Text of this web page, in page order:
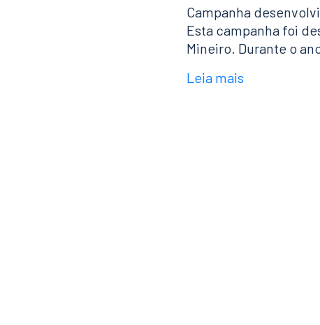
Campanha
Esta campanha foi
Mineiro. Durante o
Leia mais